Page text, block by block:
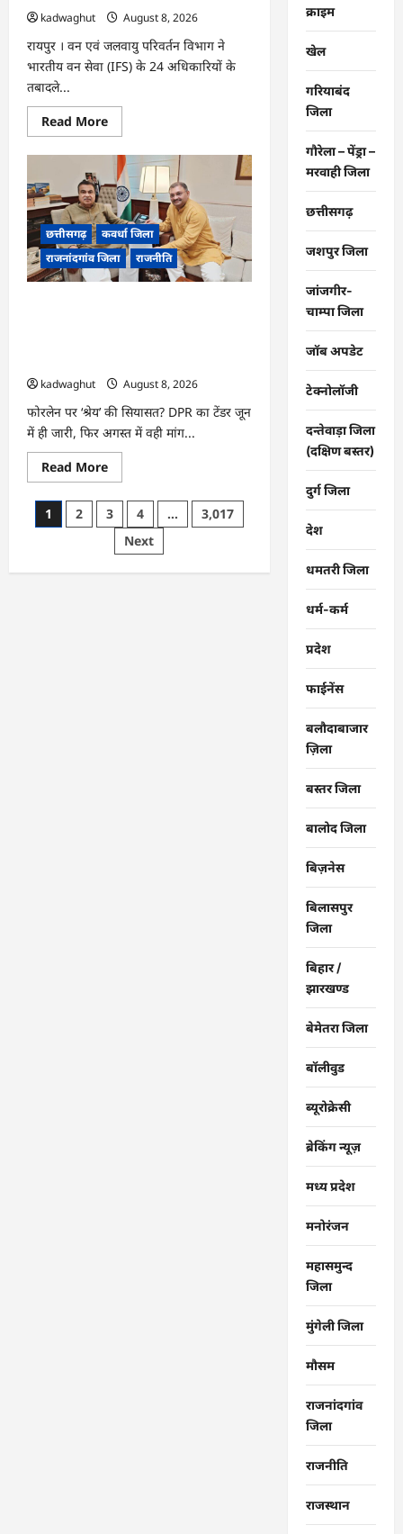
जरूरी
…
kadwaghut
August 8, 2026
रायपुर । वन एवं जलवायु परिवर्तन विभाग ने
भारतीय वन सेवा (IFS) के 24 अधिकारियों के
तबादले...
Read MoreRead
more
CG
24
IFS
अधिकारियों
का
तबादला,
वन
विभाग
में
बड़े
छत्तीसगढ़
कवर्धा जिला
राजनांदगांव जिला
राजनीति
kadwaghut
August 8, 2026
फोरलेन पर ‘श्रेय’ की सियासत? DPR का टेंडर जून
में ही जारी, फिर अगस्त में वही मांग...
Read MoreRead
more
फोरलेन
पर
‘श्रेय’
सियासत?
Posts
1 2 3 4 …
3,017
Next
क्राइम
खेल
गरियाबंद
जिला
गौरेला – पेंड्रा –
मरवाही जिला
छत्तीसगढ़
जशपुर जिला
जांजगीर-
चाम्पा जिला
जॉब अपडेट
टेक्नोलॉजी
दन्तेवाड़ा जिला
(दक्षिण बस्तर)
दुर्ग जिला
देश
धमतरी जिला
धर्म-कर्म
प्रदेश
फाईनेंस
बलौदाबाजार
ज़िला
बस्तर जिला
बालोद जिला
बिज़नेस
बिलासपुर
जिला
बिहार /
झारखण्ड
बेमेतरा जिला
बॉलीवुड
ब्यूरोक्रेसी
ब्रेकिंग न्यूज़
मध्य प्रदेश
मनोरंजन
महासमुन्द
जिला
मुंगेली जिला
मौसम
राजनांदगांव
जिला
राजनीति
राजस्थान